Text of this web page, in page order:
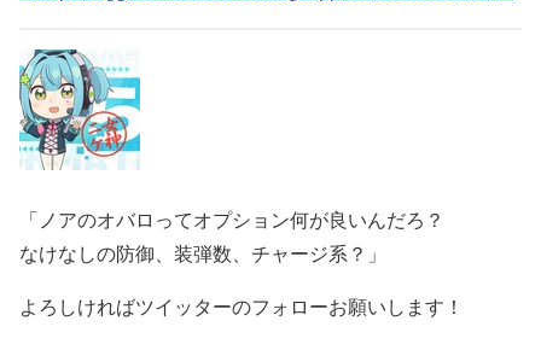
「ノアのオバロってオプション何が良いんだろ？
なけなしの防御、装弾数、チャージ系？」
よろしければツイッターのフォローお願いします！